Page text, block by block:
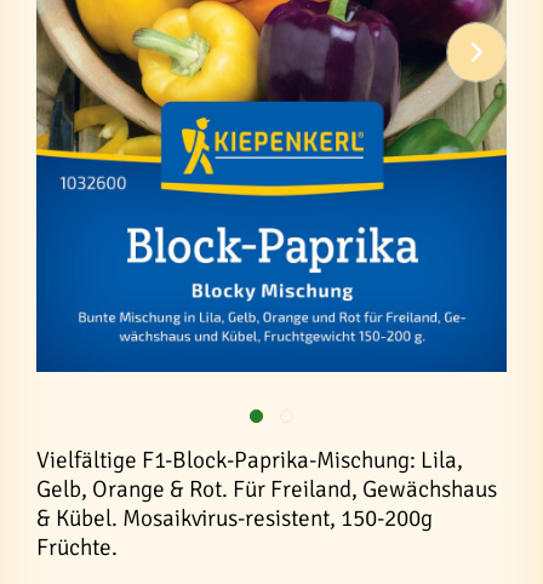
Vielfältige F1-Block-Paprika-Mischung: Lila,
Gelb, Orange & Rot. Für Freiland, Gewächshaus
& Kübel. Mosaikvirus-resistent, 150-200g
Früchte.